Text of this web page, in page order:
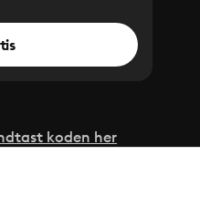
koden her